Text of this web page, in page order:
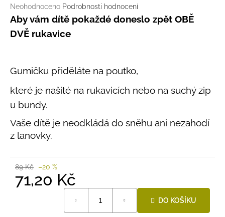
Průměrné
hodnocení
produktu
je
hvězdiček.
Neohodnoceno Podrobnosti hodnocení
Aby vám dítě pokaždé doneslo zpět OBĚ
DVĚ rukavice
Gumičku přiděláte na poutko,
které je našité na rukavicích nebo na suchý zip
u bundy.
Vaše dítě je neodkládá do sněhu ani nezahodí
z lanovky.
89 Kč –20 %
71,20 Kč
DO KOŠÍKU
o
r
u
č
e
m
e
BAMBUSOVÉ
TRIKO
NÁMOŘNICKÉ
MODRÉ
435
Kč